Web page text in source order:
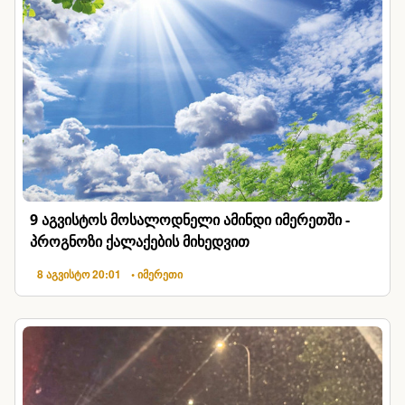
9 აგვისტოს მოსალოდნელი ამინდი იმერეთში -
პროგნოზი ქალაქების მიხედვით
8 აგვისტო 20:01 • იმერეთი